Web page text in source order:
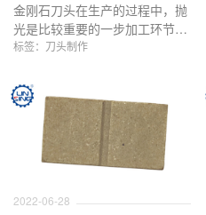
金刚石刀头在生产的过程中，抛
光是比较重要的一步加工环节，
通过抛光，让刀头表面变的平
较大的提高，所以刀头抛光已经
成为了目前金刚石刀头生产过程
中较为重要的一步。
标签：刀头制作
2022-06-28